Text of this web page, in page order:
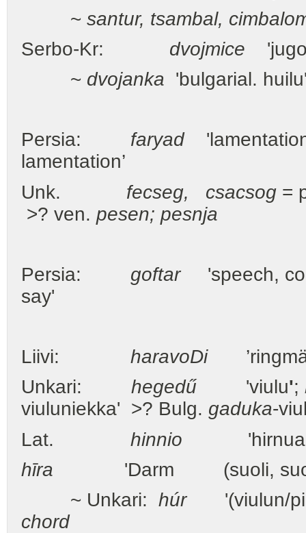
~ santur, tsambal,
Serbo-Kr: dvojmice
~ dvojanka 'bulgarial.
Persia: faryad
lamentation’
Unk. fecseg, csacsog =
>? ven. pesen; pesnja
Persia: goftar'speech,
say'
Liivi: haravoDi
Unkari: hegedű 'viulu';
viuluniekka' >? Bulg. gaduka-
Lat. hinnio 'hirnua,
hīra 'Darm (suoli,
~ Unkari: húr'(viulun/
chord